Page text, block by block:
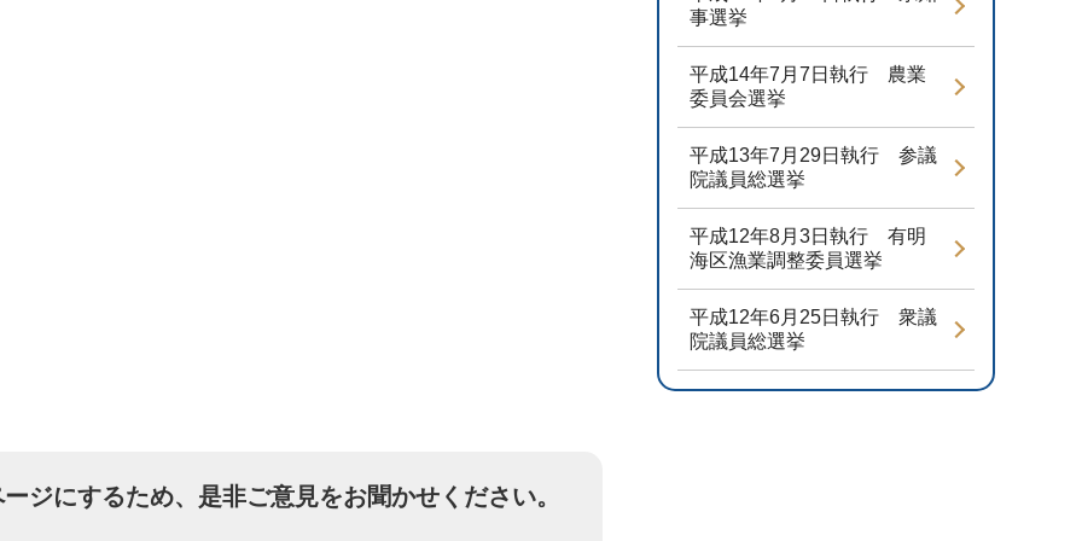
事選挙
平成14年7月7日執行 農業
委員会選挙
平成13年7月29日執行 参議
院議員総選挙
平成12年8月3日執行 有明
海区漁業調整委員選挙
平成12年6月25日執行 衆議
院議員総選挙
ジにするため、是非ご意見をお聞かせください。